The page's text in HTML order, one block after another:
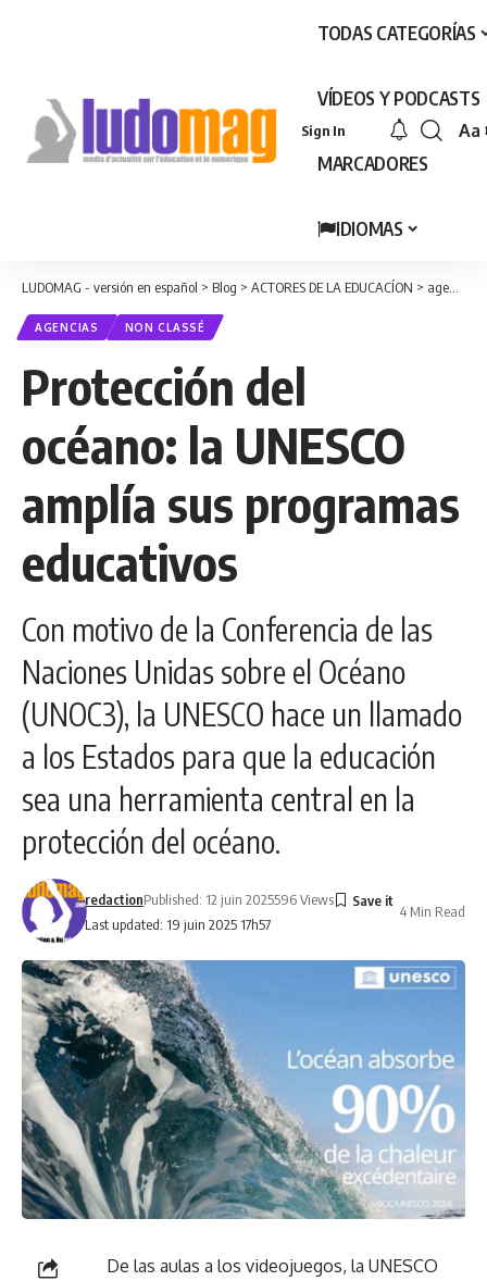
TODAS CATEGORÍAS
VÍDEOS Y PODCASTS
MARCADORES
IDIOMAS
Sign In Aa
LUDOMAG - versión en español > Blog > ACTORES DE LA EDUCACÍON > agencias
AGENCIAS NON CLASSÉ
Protección del
océano: la UNESCO
amplía sus programas
educativos
Con motivo de la Conferencia de las
Naciones Unidas sobre el Océano
(UNOC3), la UNESCO hace un llamado
a los Estados para que la educación
sea una herramienta central en la
protección del océano.
Last updated: 19 juin 2025 17h57
redactionPublished: 12 juin 2025596 Views
4 Min Read
De las aulas a los videojuegos, la UNESCO